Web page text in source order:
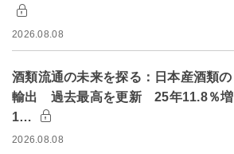
2026.08.08
酒類流通の未来を探る：日本産酒類の
輸出 過去最高を更新 25年11.8％増
1…
2026.08.08